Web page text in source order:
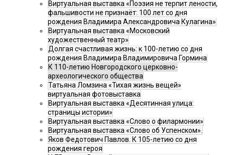
Виртуальная выставка «Поэзия не терпит лености,
фальшивости не признаёт: 100 лет со дня
рождения Владимира Александровича Кулагина»
Виртуальная выставка «Московский
художественный театр»
Долгая счастливая жизнь: к 100-летию со дня
рождения Владимира Владимировича Гормина
К 110-летию Новгородского церковно-
археологического общества
Татьяна Ломзина «Тихая жизнь вещей»
виртуальная фотовыставка
Виртуальная выставка «Десятинная улица:
страницы истории»
Виртуальная выставка «Слово о филармонии»
Виртуальная выставка «Слово об Успенском».
Яков Федотович Павлов. К 105-летию со дня
рождения героя